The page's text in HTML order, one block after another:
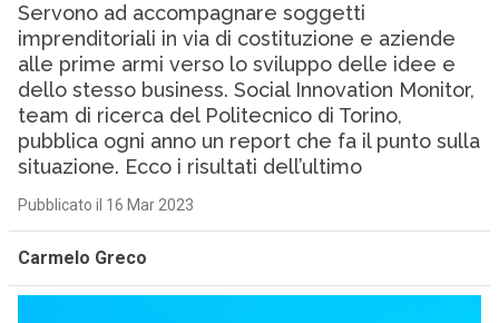
Servono ad accompagnare soggetti
imprenditoriali in via di costituzione e aziende
alle prime armi verso lo sviluppo delle idee e
dello stesso business. Social Innovation Monitor,
team di ricerca del Politecnico di Torino,
pubblica ogni anno un report che fa il punto sulla
situazione. Ecco i risultati dell’ultimo
Pubblicato il 16 Mar 2023
Carmelo Greco